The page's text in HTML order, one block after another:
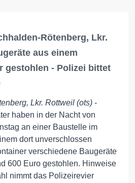
Rötenberg, Lkr.
aus einem
gestohlen - Polizei bittet
Lkr. Rottweil (ots) -
haben in der Nacht von
an einer Baustelle im
dort unverschlossen
verschiedene Baugeräte
600 Euro gestohlen. Hinweise
nimmt das Polizeirevier